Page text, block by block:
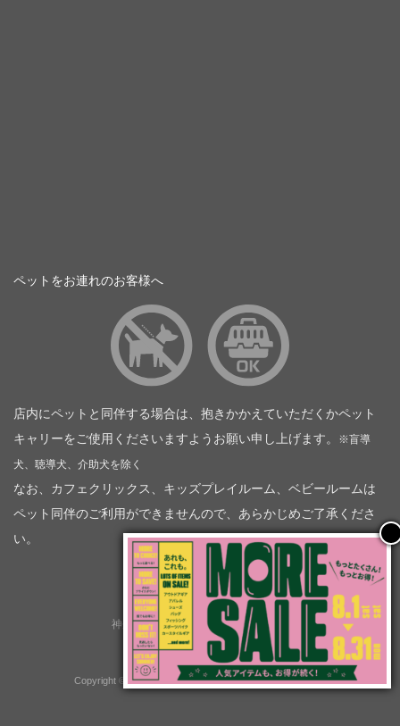
ペットをお連れのお客様へ
店内にペットと同伴する場合は、抱きかかえていただくかペット
キャリーをご使用くださいますようお願い申し上げます。
※盲導
犬、聴導犬、介助犬を除く
なお、カフェクリックス、キッズプレイルーム、ベビールームは
ペット同伴のご利用ができませんので、あらかじめご了承くださ
い。
神奈川トヨタ自動車（企業情報）
トヨタモビリティ神奈川
株式会社会社ＫＴグループ
Copyright © GOOD OPEN AIRS myX All Rights Reserved.